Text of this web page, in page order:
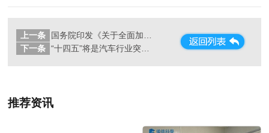
上一条
下一条
推荐资讯